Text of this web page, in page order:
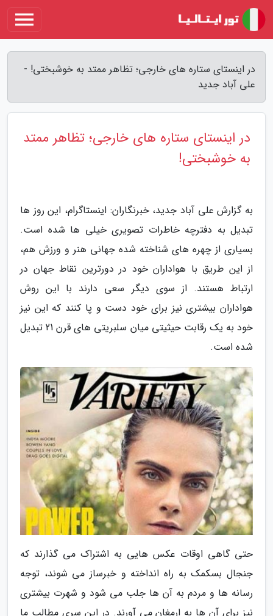
در اینستای ستاره های خارجی؛ تظاهر ممتد به خوشبختی! -
علی آباد جدید
در اینستای ستاره های خارجی؛ تظاهر ممتد
به خوشبختی!
به گزارش علی آباد جدید، خبرنگاران: اینستاگرام، این روز ها
تبدیل به دفترچه خاطرات تصویری خیلی ها شده است.
بسیاری از چهره های شناخته شده جهانی هنر و ورزش هم،
از این طریق با هواداران خود در دورترین نقاط جهان در
ارتباط هستند. از سوی دیگر سعی دارند با این روش
هواداران بیشتری نیز برای خود دست و پا کنند که این نیز
خود به یک رقابت حیثیتی میان سلبریتی های قرن 21 تبدیل
شده است.
حتی گاهی اوقات عکس هایی به اشتراک می گذارند که
جنجال بسکمک به راه انداخته و خبرساز می شوند، توجه
رسانه ها و مردم به آن ها جلب می شود و شهرت بیشتری
نیز برای آن ها به ارمغان می آورند. در این سری مطالب ما